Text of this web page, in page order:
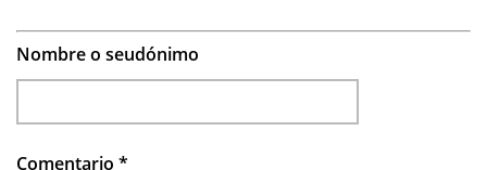
Nombre o seudónimo
Comentario *